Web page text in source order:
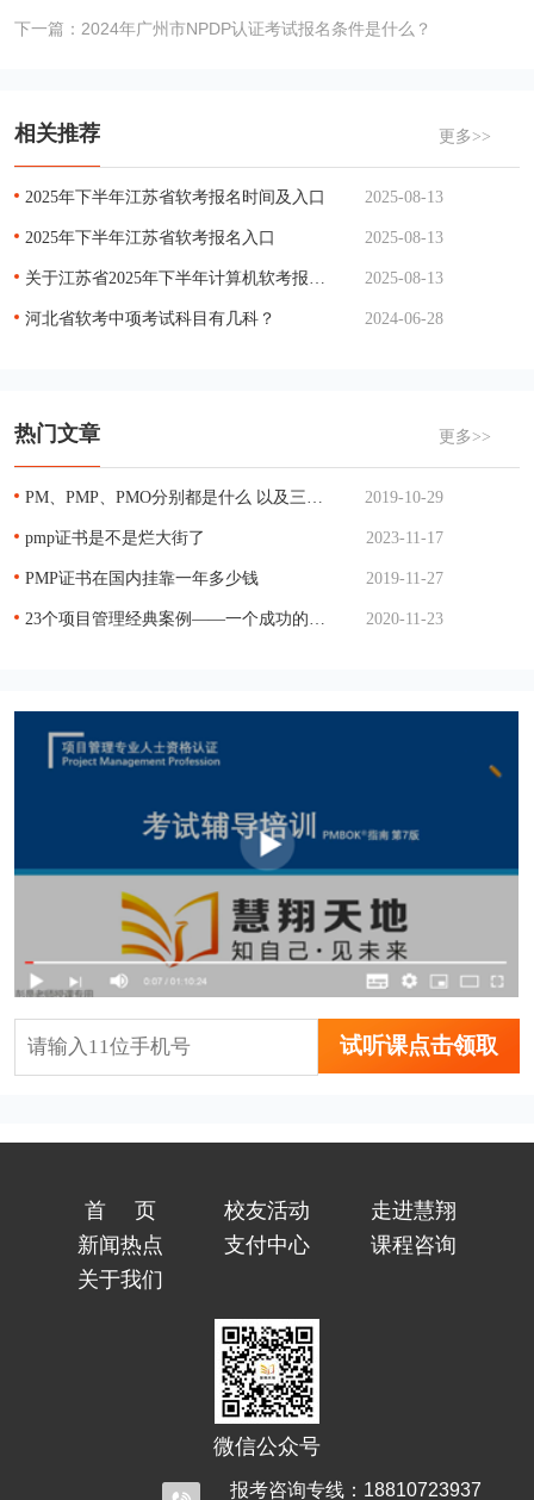
下一篇： 2024年广州市NPDP认证考试报名条件是什么？
相关推荐 更多>>
2025年下半年江苏省软考报名时间及入口 2025-08-13
2025年下半年江苏省软考报名入口 2025-08-13
2025-08-13
河北省软考中项考试科目有几科？ 2024-06-28
热门文章 更多>>
2019-10-29
pmp证书是不是烂大街了 2023-11-17
PMP证书在国内挂靠一年多少钱 2019-11-27
2020-11-23
试听课点击领取
首页 校友活动
走进慧翔
新闻热点
支付中心
课程咨询
关于我们
微信公众号
报考咨询专线：18810723937